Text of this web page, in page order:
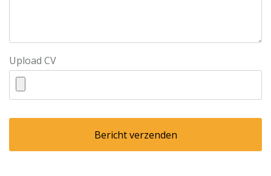
Upload CV